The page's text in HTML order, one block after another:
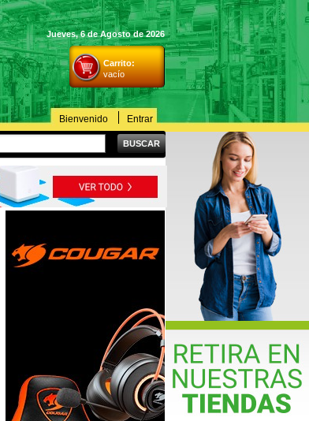
Jueves, 6 de Agosto de 2026
Carrito:
vacío
Bienvenido Entrar